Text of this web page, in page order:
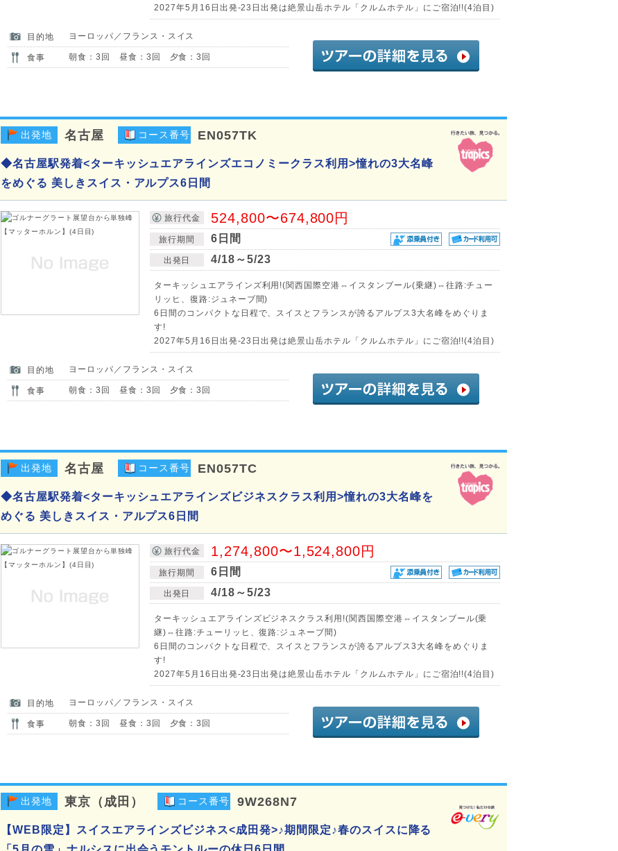
2027年5月16日出発-23日出発は絶景山岳ホテル「クルムホテル」にご宿泊!!(4泊目)
目的地 ヨーロッパ／フランス・スイス
食事 朝食：3回 昼食：3回 夕食：3回
出発地 名古屋 コース番号 EN057TK
◆名古屋駅発着<ターキッシュエアラインズエコノミークラス利用>憧れの3大名峰
をめぐる 美しきスイス・アルプス6日間
旅行代金 524,800〜674,800円
旅行期間 6日間
出発日 4/18～5/23
ターキッシュエアラインズ利用!(関西国際空港⇔イスタンブール(乗継)⇔往路:チュー
リッヒ、復路:ジュネーブ間)
6日間のコンパクトな日程で、スイスとフランスが誇るアルプス3大名峰をめぐりま
す!
2027年5月16日出発-23日出発は絶景山岳ホテル「クルムホテル」にご宿泊!!(4泊目)
目的地 ヨーロッパ／フランス・スイス
食事 朝食：3回 昼食：3回 夕食：3回
出発地 名古屋 コース番号 EN057TC
◆名古屋駅発着<ターキッシュエアラインズビジネスクラス利用>憧れの3大名峰を
めぐる 美しきスイス・アルプス6日間
旅行代金 1,274,800〜1,524,800円
旅行期間 6日間
出発日 4/18～5/23
ターキッシュエアラインズビジネスクラス利用!(関西国際空港⇔イスタンブール(乗
継)⇔往路:チューリッヒ、復路:ジュネーブ間)
6日間のコンパクトな日程で、スイスとフランスが誇るアルプス3大名峰をめぐりま
す!
2027年5月16日出発-23日出発は絶景山岳ホテル「クルムホテル」にご宿泊!!(4泊目)
目的地 ヨーロッパ／フランス・スイス
食事 朝食：3回 昼食：3回 夕食：3回
出発地 東京（成田） コース番号 9W268N7
【WEB限定】スイスエアラインズビジネス<成田発>♪期間限定♪春のスイスに降る